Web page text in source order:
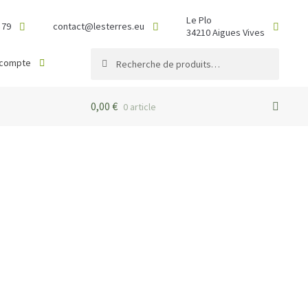
contact@lesterres.eu
Le Plo
34210 Aigues Vives
pour :
0,00€ 0 article